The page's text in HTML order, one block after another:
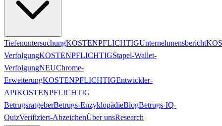
TiefenuntersuchungKOSTENPFLICHTIGUnternehmensbericht
VerfolgungKOSTENPFLICHTIGStapel-Wallet-
VerfolgungNEUChrome-
ErweiterungKOSTENPFLICHTIGEntwickler-
APIKOSTENPFLICHTIG
BetrugsratgeberBetrugs-EnzyklopädieBlogBetrugs-IQ-
QuizVerifiziert-AbzeichenÜber unsResearch